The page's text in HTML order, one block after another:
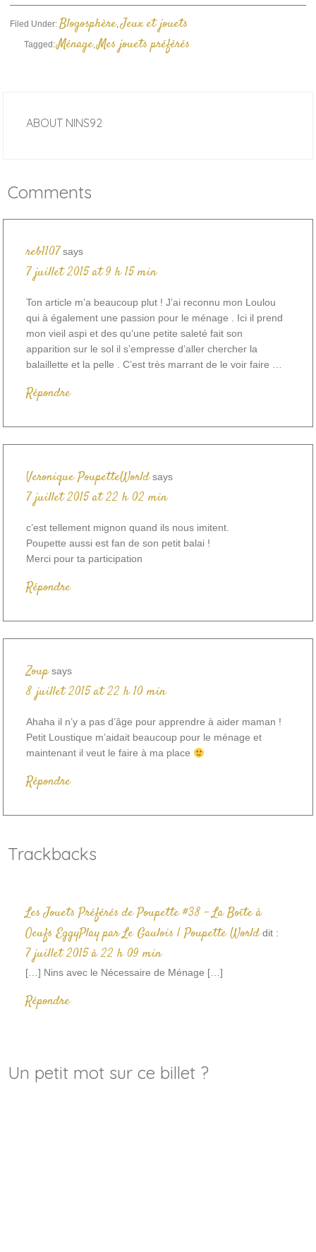
Filed Under:Blogosphère,Jeux et jouets
Tagged:Ménage,Mes jouets préférés
ABOUT NINS92
Comments
reb1107 says
7 juillet 2015 at 9 h 15 min
Ton article m’a beaucoup plut ! J’ai reconnu mon Loulou
qui à également une passion pour le ménage . Ici il prend
mon vieil aspi et des qu’une petite saleté fait son
apparition sur le sol il s’empresse d’aller chercher la
balaillette et la pelle . C’est très marrant de le voir faire …
Répondre
Veronique PoupetteWorld says
7 juillet 2015 at 22 h 02 min
c’est tellement mignon quand ils nous imitent.
Poupette aussi est fan de son petit balai !
Merci pour ta participation
Répondre
Zoup says
8 juillet 2015 at 22 h 10 min
Ahaha il n’y a pas d’âge pour apprendre à aider maman !
Petit Loustique m’aidait beaucoup pour le ménage et
maintenant il veut le faire à ma place
Répondre
Trackbacks
Les Jouets Préférés de Poupette #38 – La Boîte à
Oeufs EggyPlay par Le Gaulois | Poupette World dit :
7 juillet 2015 à 22 h 09 min
[…] Nins avec le Nécessaire de Ménage […]
Répondre
Un petit mot sur ce billet ?